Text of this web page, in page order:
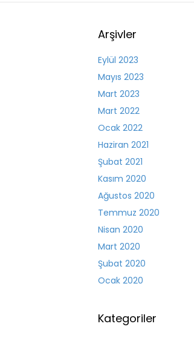
Arşivler
Eylül 2023
Mayıs 2023
Mart 2023
Mart 2022
Ocak 2022
Haziran 2021
Şubat 2021
Kasım 2020
Ağustos 2020
Temmuz 2020
Nisan 2020
Mart 2020
Şubat 2020
Ocak 2020
Kategoriler